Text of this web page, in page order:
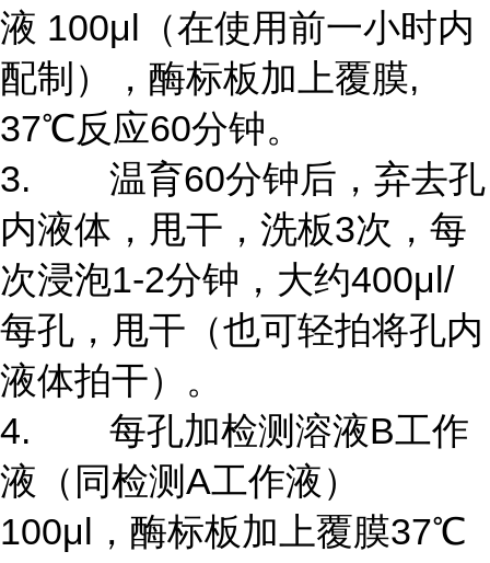
液 100μl（在使用前一小时内
配制），酶标板加上覆膜,
37℃反应60分钟。
3. 温育60分钟后，弃去孔
内液体，甩干，洗板3次，每
次浸泡1-2分钟，大约400μl/
每孔，甩干（也可轻拍将孔内
液体拍干）。
4. 每孔加检测溶液B工作
液（同检测A工作液）
100μl，酶标板加上覆膜37℃